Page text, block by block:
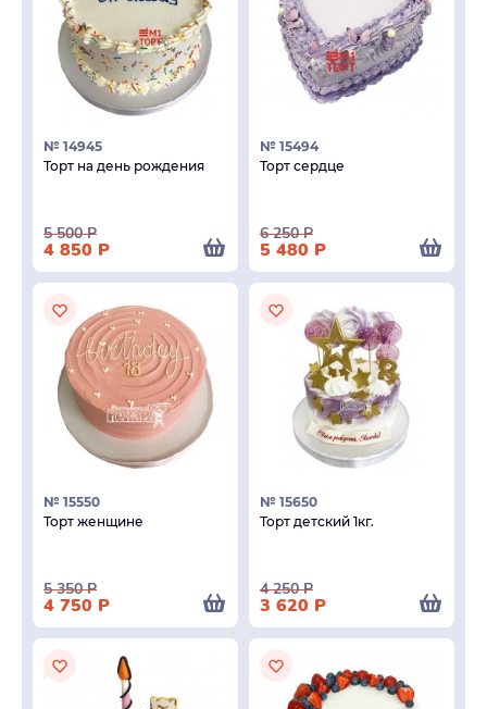
№ 14945
Торт на день рождения
5 500Р
4 850 Р
№ 15494
Торт сердце
6 250Р
5 480 Р
№ 15550
Торт женщине
5 350Р
4 750 Р
№ 15650
Торт детский 1кг.
4 250Р
3 620 Р